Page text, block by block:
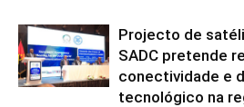
Projecto de
SADC pretende
conectividade e
tecnológico na